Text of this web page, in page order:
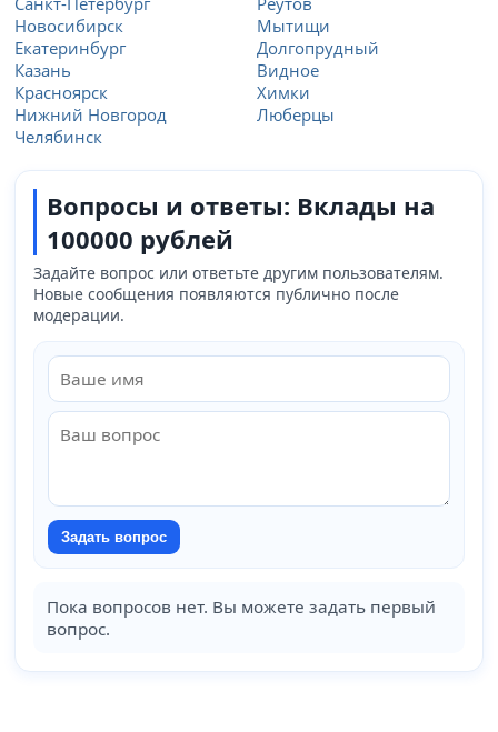
Новосибирск
Екатеринбург
Казань
Красноярск
Нижний Новгород
Челябинск
Мытищи
Долгопрудный
Видное
Химки
Люберцы
Вопросы и ответы: Вклады на
100000 рублей
Задайте вопрос или ответьте другим пользователям.
Новые сообщения появляются публично после
модерации.
Задать вопрос
Пока вопросов нет. Вы можете задать первый
вопрос.